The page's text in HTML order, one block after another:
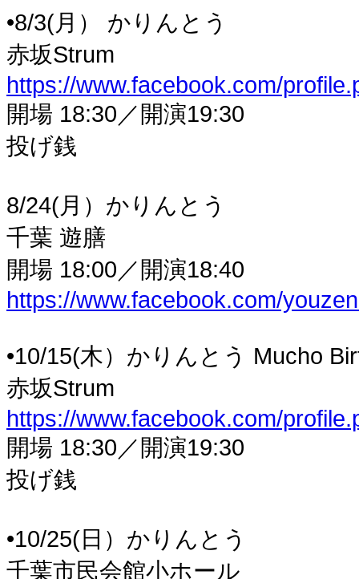
•8/3(月） かりんとう
赤坂Strum
https://www.facebook.com/
開場 18:30／開演19:30
投げ銭
8/24(月）かりんとう
千葉 遊膳
開場 18:00／開演18:40
https://www.facebook.com/
•10/15(木）かりんとう Mucho
赤坂Strum
https://www.facebook.com/
開場 18:30／開演19:30
投げ銭
•10/25(日）かりんとう
千葉市民会館小ホール